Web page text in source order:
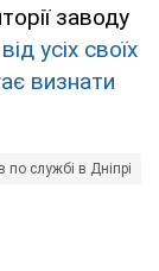
заводу
усіх своїх
визнати
по службі в Дніпрі